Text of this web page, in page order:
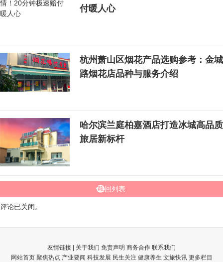
付暖人心
杭州萧山区烟花产品选购参考：金城
路烟花店品种与服务介绍
哈尔滨兰庭柏嘉酒店打造冰城高品质
旅居新标杆
返回列表
评论已关闭。
友情链接 | 关于我们 免责声明 商务合作 联系我们
网站首页 聚焦热点 产业要闻 科技发展 民生关注 健康养生 文旅快讯 更多栏目